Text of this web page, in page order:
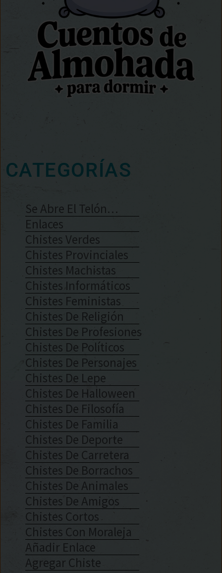
CATEGORÍAS
Se Abre El Telón…
Enlaces
Chistes Verdes
Chistes Provinciales
Chistes Machistas
Chistes Informáticos
Chistes Feministas
Chistes De Religión
Chistes De Profesiones
Chistes De Políticos
Chistes De Personajes
Chistes De Lepe
Chistes De Halloween
Chistes De Filosofía
Chistes De Familia
Chistes De Deporte
Chistes De Carretera
Chistes De Borrachos
Chistes De Animales
Chistes De Amigos
Chistes Cortos
Chistes Con Moraleja
Añadir Enlace
Agregar Chiste